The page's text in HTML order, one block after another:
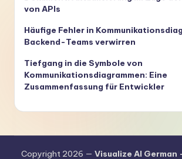
von APIs
Häufige Fehler in
Backend-Teams verwirren
Tiefgang in die Symbole von
Kommunikationsdiagrammen: Eine
Zusammenfassung für Entwickler
Copyright 2026 — Visualize AI German